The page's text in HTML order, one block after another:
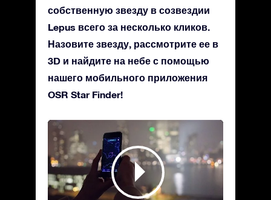
собственную звезду в созвездии
Lepus всего за несколько кликов.
Назовите звезду, рассмотрите ее в
3D и найдите на небе с помощью
нашего мобильного приложения
OSR Star Finder!